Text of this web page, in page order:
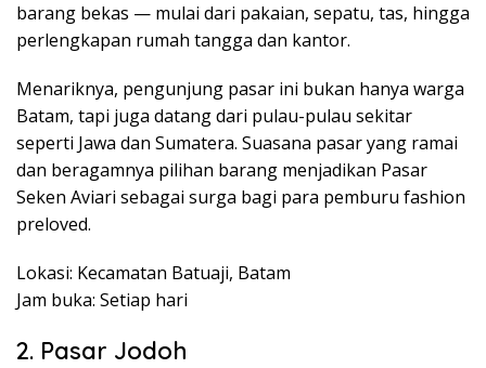
barang bekas — mulai dari pakaian, sepatu, tas, hingga
perlengkapan rumah tangga dan kantor.
Menariknya, pengunjung pasar ini bukan hanya warga
Batam, tapi juga datang dari pulau-pulau sekitar
seperti Jawa dan Sumatera. Suasana pasar yang ramai
dan beragamnya pilihan barang menjadikan Pasar
Seken Aviari sebagai surga bagi para pemburu fashion
preloved.
Lokasi: Kecamatan Batuaji, Batam
Jam buka: Setiap hari
2. Pasar Jodoh